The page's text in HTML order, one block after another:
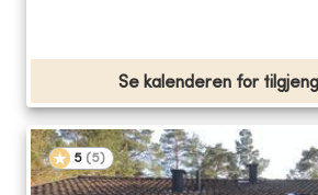
Se kalenderen for
5 (5)